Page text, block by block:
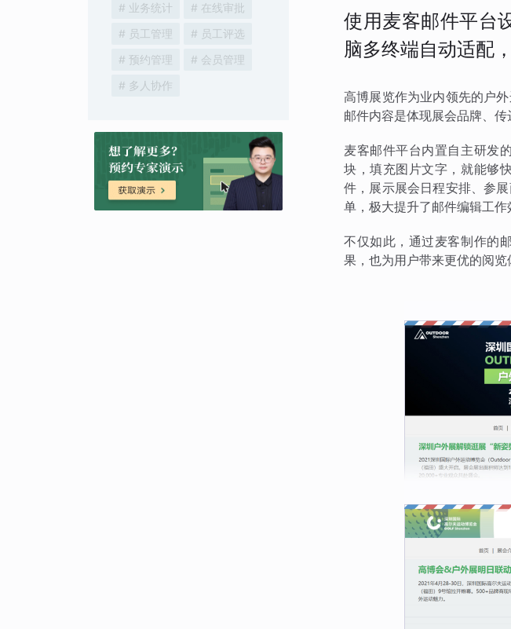
# 业务统计
# 在线审批
# 员工管理
# 员工评选
# 预约管理
# 会员管理
# 多人协作
使用麦客邮件平台
脑多终端自动适配
高博展览作为业内领先的户
邮件内容是体现展会品牌、传
麦客邮件平台内置自主研发
块，填充图片文字，就能够
件，展示展会日程安排、参
单，极大提升了邮件编辑工作
不仅如此，通过麦客制作的
果，也为用户带来更优的阅览